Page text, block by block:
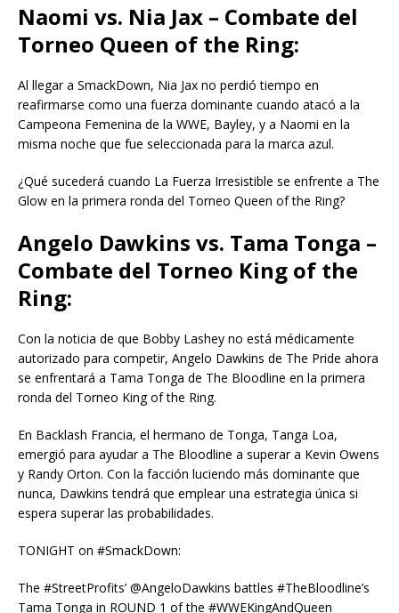
Naomi vs. Nia Jax – Combate del
Torneo Queen of the Ring:
Al llegar a SmackDown, Nia Jax no perdió tiempo en
reafirmarse como una fuerza dominante cuando atacó a la
Campeona Femenina de la WWE, Bayley, y a Naomi en la
misma noche que fue seleccionada para la marca azul.
¿Qué sucederá cuando La Fuerza Irresistible se enfrente a The
Glow en la primera ronda del Torneo Queen of the Ring?
Angelo Dawkins vs. Tama Tonga –
Combate del Torneo King of the
Ring:
Con la noticia de que Bobby Lashey no está médicamente
autorizado para competir, Angelo Dawkins de The Pride ahora
se enfrentará a Tama Tonga de The Bloodline en la primera
ronda del Torneo King of the Ring.
En Backlash Francia, el hermano de Tonga, Tanga Loa,
emergió para ayudar a The Bloodline a superar a Kevin Owens
y Randy Orton. Con la facción luciendo más dominante que
nunca, Dawkins tendrá que emplear una estrategia única si
espera superar las probabilidades.
TONIGHT on #SmackDown:
The #StreetProfits’ @AngeloDawkins battles #TheBloodline’s
Tama Tonga in ROUND 1 of the #WWEKingAndQueen